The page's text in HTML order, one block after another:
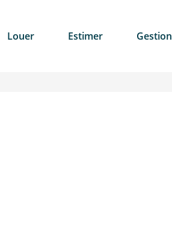
Louer Estimer Gestion